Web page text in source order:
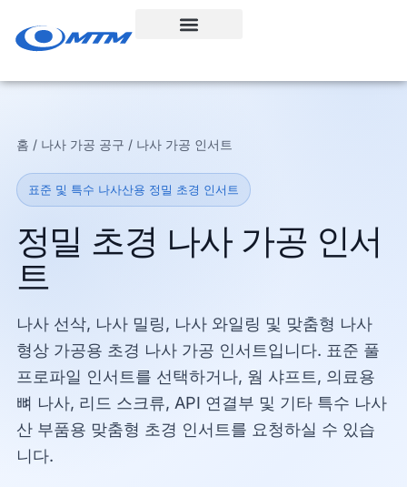
로
홈 / 나사 가공 공구 / 나사 가공 인서트
표준 및 특수 나사산용 정밀 초경 인서트
정밀 초경 나사 가공 인서
트
나사 선삭, 나사 밀링, 나사 와일링 및 맞춤형 나사
형상 가공용 초경 나사 가공 인서트입니다. 표준 풀
프로파일 인서트를 선택하거나, 웜 샤프트, 의료용
뼈 나사, 리드 스크류, API 연결부 및 기타 특수 나사
산 부품용 맞춤형 초경 인서트를 요청하실 수 있습
니다.